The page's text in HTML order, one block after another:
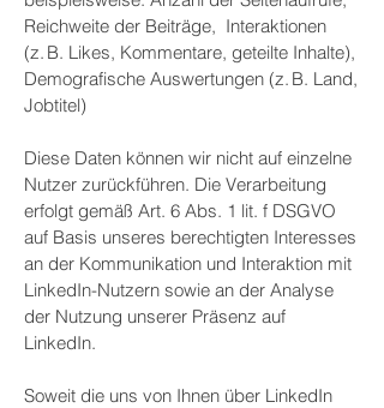
Reichweite der Beiträge, Interaktionen
(z. B. Likes, Kommentare, geteilte Inhalte),
Demografische Auswertungen (z. B. Land,
Jobtitel)
Diese Daten können wir nicht auf einzelne
Nutzer zurückführen. Die Verarbeitung
erfolgt gemäß Art. 6 Abs. 1 lit. f DSGVO
auf Basis unseres berechtigten Interesses
an der Kommunikation und Interaktion mit
LinkedIn-Nutzern sowie an der Analyse
der Nutzung unserer Präsenz auf
LinkedIn.
Soweit die uns von Ihnen über LinkedIn